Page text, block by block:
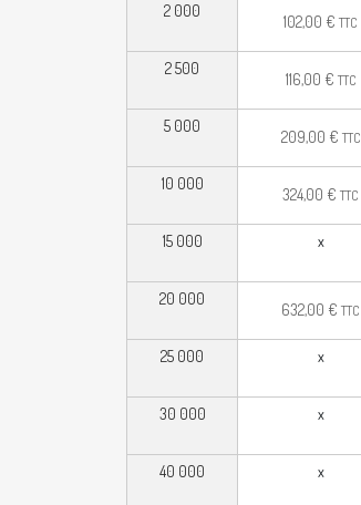
2 000
102,00 € TTC
2 500
116,00 € TTC
5 000
209,00 € TTC
10 000
324,00 € TTC
15 000 x
20 000
632,00 € TTC
25 000 x
30 000 x
40 000 x